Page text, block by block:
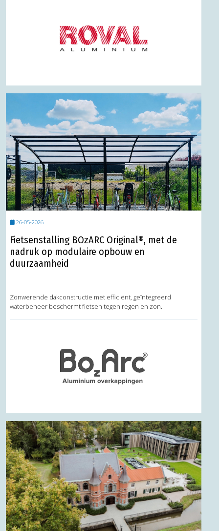
26-05-2026
Fietsenstalling BOzARC Original®, met de
nadruk op modulaire opbouw en
duurzaamheid
Zonwerende dakconstructie met efficiënt, geïntegreerd
waterbeheer beschermt fietsen tegen regen en zon.